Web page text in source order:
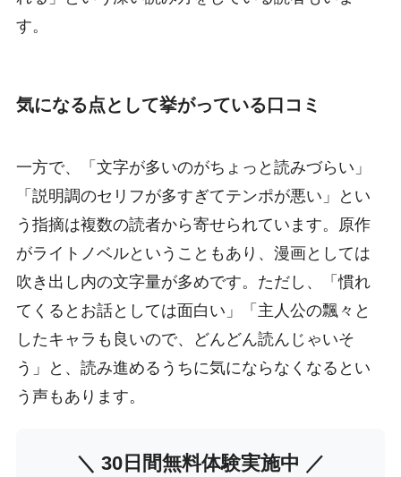
す。
気になる点として挙がっている口コミ
一方で、「文字が多いのがちょっと読みづらい」
「説明調のセリフが多すぎてテンポが悪い」とい
う指摘は複数の読者から寄せられています。原作
がライトノベルということもあり、漫画としては
吹き出し内の文字量が多めです。ただし、「慣れ
てくるとお話としては面白い」「主人公の飄々と
したキャラも良いので、どんどん読んじゃいそ
う」と、読み進めるうちに気にならなくなるとい
う声もあります。
＼ 30日間無料体験実施中 ／